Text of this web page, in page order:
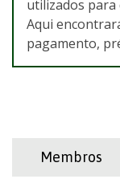
utilizados
Aqui
pagamento,
Membros